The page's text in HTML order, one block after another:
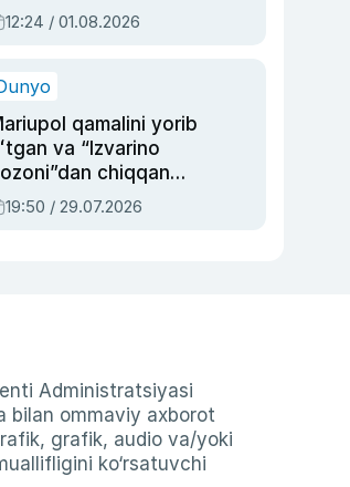
siyosiy
asrab
12:24 / 01.08.2026
qamalini yorib
va “Izvarino
chiqqan
— Ukraina
bosh
19:50 / 29.07.2026
Administratsiyasi
bilan ommaviy axborot
grafik, audio va/yoki
ko‘rsatuvchi